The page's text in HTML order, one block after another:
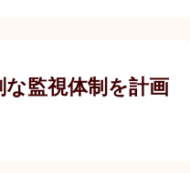
監視体制を計画